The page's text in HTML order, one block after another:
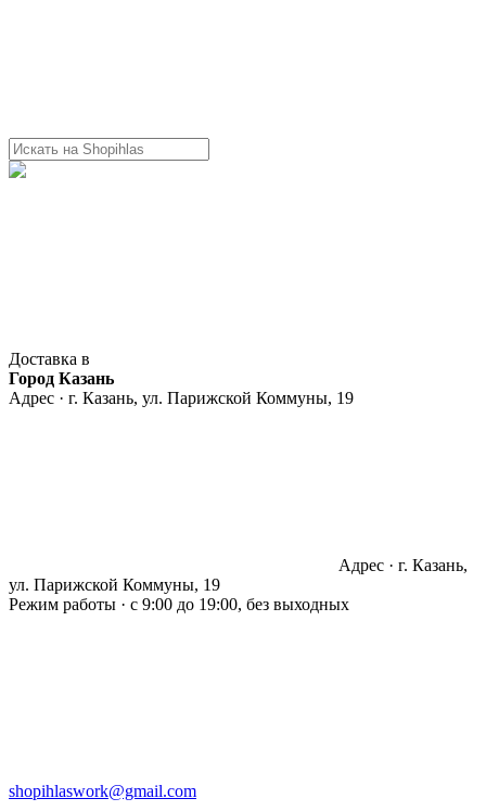
Доставка в
Город Казань
Адрес · г. Казань, ул. Парижской Коммуны, 19
Адрес · г. Казань,
ул. Парижской Коммуны, 19
Режим работы · с 9:00 до 19:00, без выходных
shopihlaswork@gmail.com